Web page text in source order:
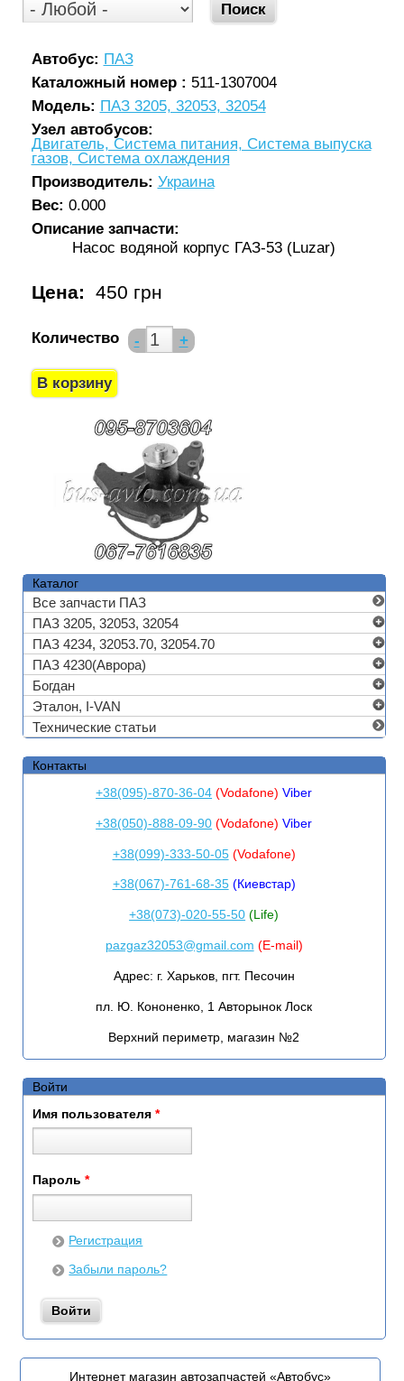
Автобус: ПАЗ
Каталожный номер : 511-1307004
Модель: ПАЗ 3205, 32053, 32054
Узел автобусов:
Двигатель, Система питания, Система выпуска
газов, Система охлаждения
Производитель: Украина
Вес: 0.000
Описание запчасти:
Насос водяной корпус ГАЗ-53 (Luzar)
Цена: 450 грн
Количество - +
Каталог
Все запчасти ПАЗ
ПАЗ 3205, 32053, 32054
ПАЗ 4234, 32053.70, 32054.70
ПАЗ 4230(Аврора)
Богдан
Эталон, I-VAN
Технические статьи
Контакты
+38(095)-870-36-04 (Vodafone)Viber
+38(050)-888-09-90 (Vodafone)Viber
+38(099)-333-50-05(Vodafone)
+38(067)-761-68-35(Киевстар)
+38(073)-020-55-50 (Life)
pazgaz32053@gmail.com (E-mail)
Адрес: г. Харьков, пгт. Песочин
пл. Ю. Кононенко, 1 Авторынок Лоск
Верхний периметр, магазин №2
Войти
Имя пользователя *
Пароль *
Регистрация
Забыли пароль?
Интернет магазин автозапчастей «Автобус»